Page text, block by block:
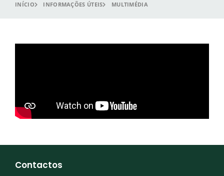
INÍCIO INFORMAÇÕES ÚTEIS MULTIMÉDIA
Contactos